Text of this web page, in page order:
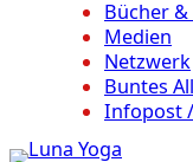
Bücher &
Medien
Netzwerk
Buntes
Infopost